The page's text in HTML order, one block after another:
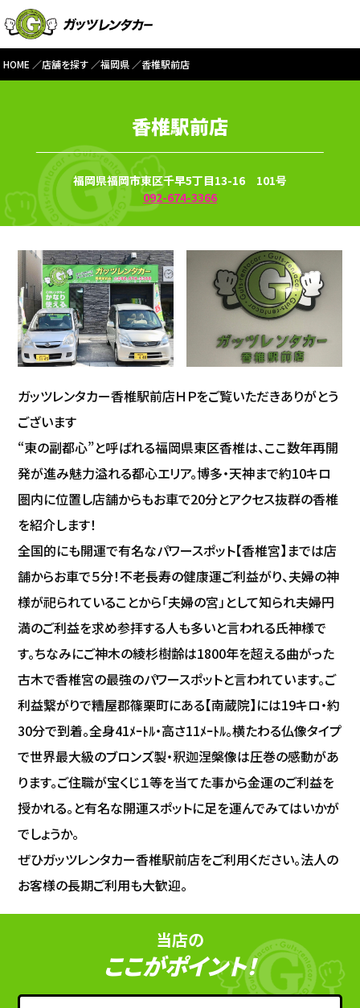
HOME 店舗を探す 福岡県 香椎駅前店
香椎駅前店
福岡県福岡市東区千早5丁目13-16 101号
092-674-3366
ガッツレンタカー香椎駅前店ＨＰをご覧いただきありがとう
ございます
“東の副都心”と呼ばれる福岡県東区香椎は、ここ数年再開
発が進み魅力溢れる都心エリア。博多・天神まで約10キロ
圏内に位置し店舗からもお車で20分とアクセス抜群の香椎
を紹介します！
全国的にも開運で有名なパワースポット【香椎宮】までは店
舗からお車で５分！不老長寿の健康運ご利益がり、夫婦の神
様が祀られていることから「夫婦の宮」として知られ夫婦円
満のご利益を求め参拝する人も多いと言われる氏神様で
す。ちなみにご神木の綾杉樹齢は1800年を超える曲がった
古木で香椎宮の最強のパワースポットと言われています。ご
利益繋がりで糟屋郡篠栗町にある【南蔵院】には19キロ・約
30分で到着。全身41ﾒｰﾄﾙ・高さ11ﾒｰﾄﾙ。横たわる仏像タイプ
で世界最大級のブロンズ製・釈迦涅槃像は圧巻の感動があ
ります。ご住職が宝くじ１等を当てた事から金運のご利益を
授かれる。と有名な開運スポットに足を運んでみてはいかが
でしょうか。
ぜひガッツレンタカー香椎駅前店をご利用ください。法人の
お客様の長期ご利用も大歓迎。
当店の
ここがポイント！